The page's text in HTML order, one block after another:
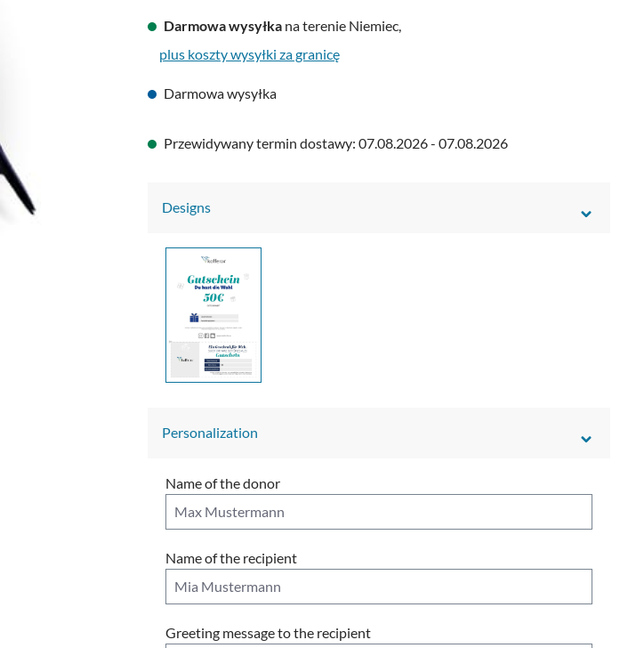
Darmowa wysyłka na terenie Niemiec,
plus koszty wysyłki za granicę
Darmowa wysyłka
Przewidywany termin dostawy: 07.08.2026 - 07.08.2026
Designs
Personalization
Name of the donor
Name of the recipient
Greeting message to the recipient